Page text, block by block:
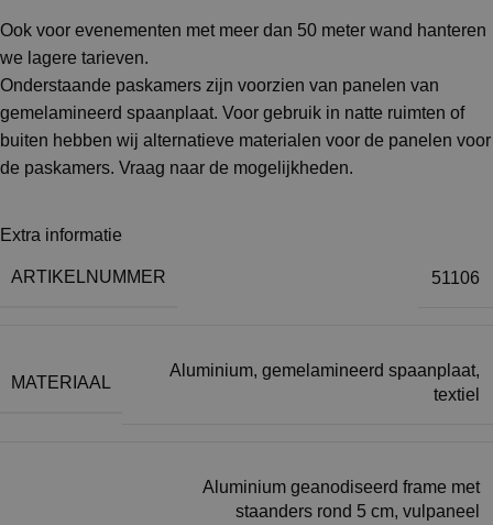
Ook voor evenementen met meer dan 50 meter wand hanteren
we lagere tarieven.
Onderstaande paskamers zijn voorzien van panelen van
gemelamineerd spaanplaat. Voor gebruik in natte ruimten of
buiten hebben wij alternatieve materialen voor de panelen voor
de paskamers. Vraag naar de mogelijkheden.
Extra informatie
ARTIKELNUMMER 51106
MATERIAAL
Aluminium, gemelamineerd spaanplaat,
textiel
Aluminium geanodiseerd frame met
staanders rond 5 cm, vulpaneel